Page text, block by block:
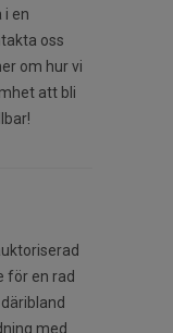
i en
oss
om hur vi
att bli
för en rad
med